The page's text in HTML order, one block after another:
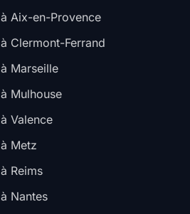
Aix-en-Provence
Clermont-Ferrand
Marseille
Mulhouse
Valence
Metz
Reims
Nantes